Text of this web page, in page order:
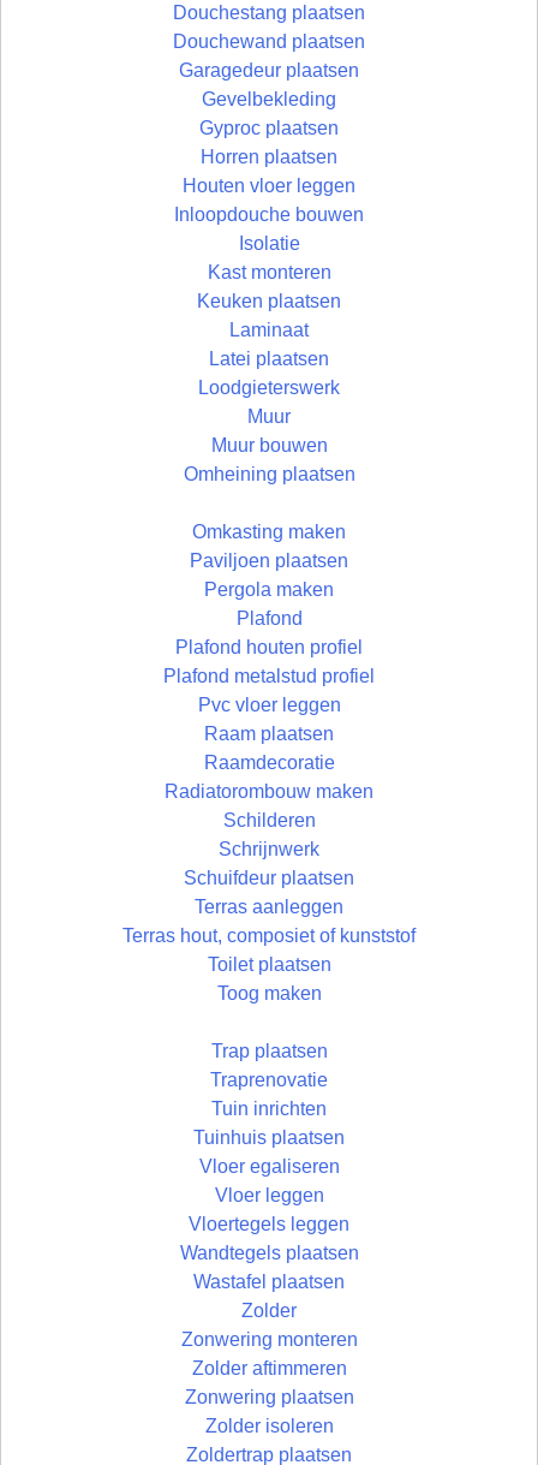
Douchestang plaatsen
Douchewand plaatsen
Garagedeur plaatsen
Gevelbekleding
Gyproc plaatsen
Horren plaatsen
Houten vloer leggen
Inloopdouche bouwen
Isolatie
Kast monteren
Keuken plaatsen
Laminaat
Latei plaatsen
Loodgieterswerk
Muur
Muur bouwen
Omheining plaatsen
Omkasting maken
Paviljoen plaatsen
Pergola maken
Plafond
Plafond houten profiel
Plafond metalstud profiel
Pvc vloer leggen
Raam plaatsen
Raamdecoratie
Radiatorombouw maken
Schilderen
Schrijnwerk
Schuifdeur plaatsen
Terras aanleggen
Terras hout, composiet of kunststof
Toilet plaatsen
Toog maken
Trap plaatsen
Traprenovatie
Tuin inrichten
Tuinhuis plaatsen
Vloer egaliseren
Vloer leggen
Vloertegels leggen
Wandtegels plaatsen
Wastafel plaatsen
Zolder
Zonwering monteren
Zolder aftimmeren
Zonwering plaatsen
Zolder isoleren
Zoldertrap plaatsen